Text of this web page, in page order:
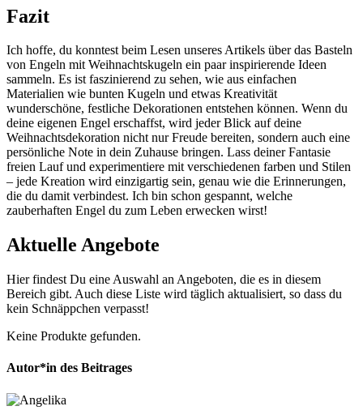
Fazit
Ich hoffe, du ‍konntest beim Lesen unseres Artikels über das Basteln
von ⁣Engeln mit Weihnachtskugeln ein paar inspirierende Ideen
sammeln. Es ist faszinierend zu sehen, wie ⁢aus einfachen
Materialien wie bunten Kugeln und etwas ⁣Kreativität
wunderschöne, festliche ​Dekorationen entstehen können. Wenn du
deine eigenen Engel erschaffst, wird jeder Blick⁣ auf deine⁢
Weihnachtsdekoration nicht ⁢nur Freude bereiten, sondern auch eine
persönliche Note in dein Zuhause bringen. Lass deiner Fantasie
freien Lauf und experimentiere mit verschiedenen farben und Stilen
– jede Kreation‌ wird einzigartig⁢ sein, genau wie die Erinnerungen,
die du damit verbindest. Ich ‍bin schon gespannt, welche
zauberhaften Engel du zum⁢ Leben ​erwecken⁣ wirst!
Aktuelle Angebote
Hier findest Du eine Auswahl an Angeboten, die es in diesem
Bereich gibt. Auch diese Liste wird täglich aktualisiert, so dass du
kein Schnäppchen verpasst!
Keine Produkte gefunden.
Autor*in des Beitrages